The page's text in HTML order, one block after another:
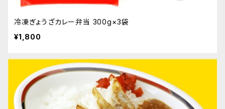
冷凍ぎょうざカレー弁当 300g×3袋
¥1,800